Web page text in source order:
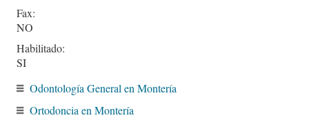
Fax:
NO
Habilitado:
SI
Odontología General en Montería
Ortodoncia en Montería